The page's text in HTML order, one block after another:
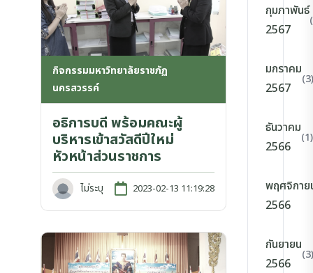
กิจกรรมมหาวิทยาลัยราชภัฏ
นครสวรรค์
อธิการบดี พร้อมคณะผู้
บริหารเข้าสวัสดีปีใหม่
หัวหน้าส่วนราชการ
ไม่ระบุ 2023-02-13 11:19:28
กุมภาพันธ์
2567
มกราคม
2567
(3)
ธันวาคม
2566
(1)
พฤศจิกาย
2566
กันยายน
2566
(3)